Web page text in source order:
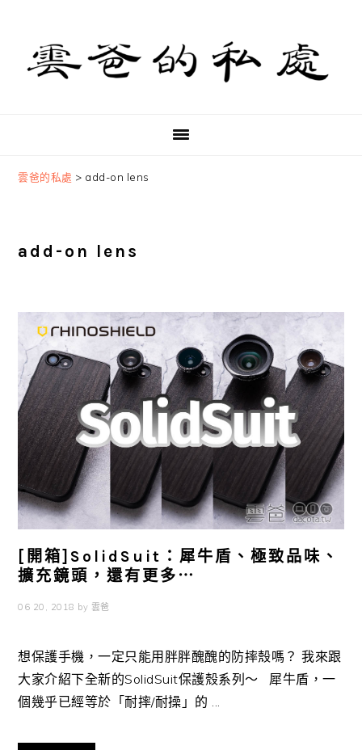
primary
navigation
content
primary
sidebar
雲爸的私處 > add-on lens
add-on lens
[開箱]SolidSuit：犀牛盾、極致品味、
擴充鏡頭，還有更多⋯
06 20, 2018 by 雲爸
想保護手機，一定只能用胖胖醜醜的防摔殼嗎？ 我來跟
大家介紹下全新的SolidSuit保護殼系列～ 犀牛盾，一
個幾乎已經等於「耐摔/耐操」的 ...